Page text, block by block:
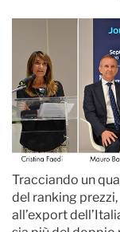
Tracciando un
del ranking
all’export